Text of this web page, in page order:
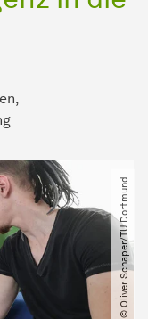
© Oliver Schaper​/​TU Dortmund